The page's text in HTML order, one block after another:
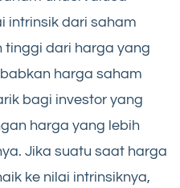
intrinsik dari saham
tinggi dari harga yang
harga saham
bagi investor yang
harga yang lebih
Jika suatu saat harga
ke nilai intrinsiknya,